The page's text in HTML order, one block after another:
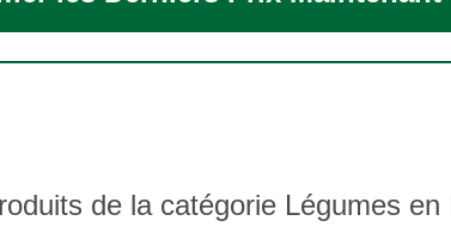
de la catégorie Légumes en